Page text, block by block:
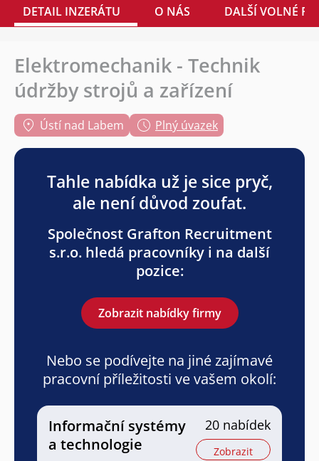
DETAIL INZERÁTU O NÁS DALŠÍ VOLNÉ
Elektromechanik - Technik
údržby strojů a zařízení
Ústí nad Labem Plný úvazek
Tahle nabídka už je sice pryč,
ale není důvod zoufat.
Společnost Grafton Recruitment
s.r.o. hledá pracovníky i na další
pozice:
Zobrazit nabídky firmy
Nebo se podívejte na jiné zajímavé
pracovní příležitosti ve vašem okolí:
Informační systémy
a technologie
20 nabídek
Zobrazit